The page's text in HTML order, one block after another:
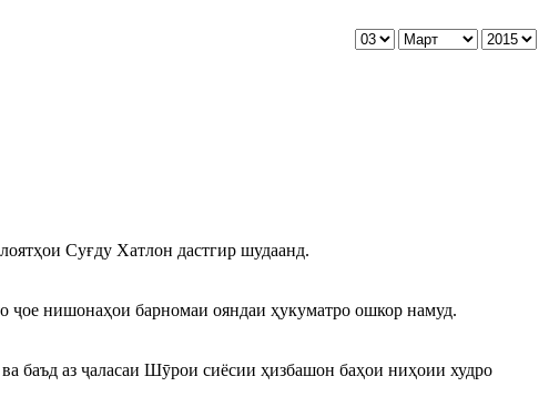
Суғду Хатлон дастгир шудаанд.
нишонаҳои барномаи ояндаи ҳукуматро ошкор намуд.
баъд аз ҷаласаи Шӯрои сиёсии ҳизбашон баҳои ниҳоии худро